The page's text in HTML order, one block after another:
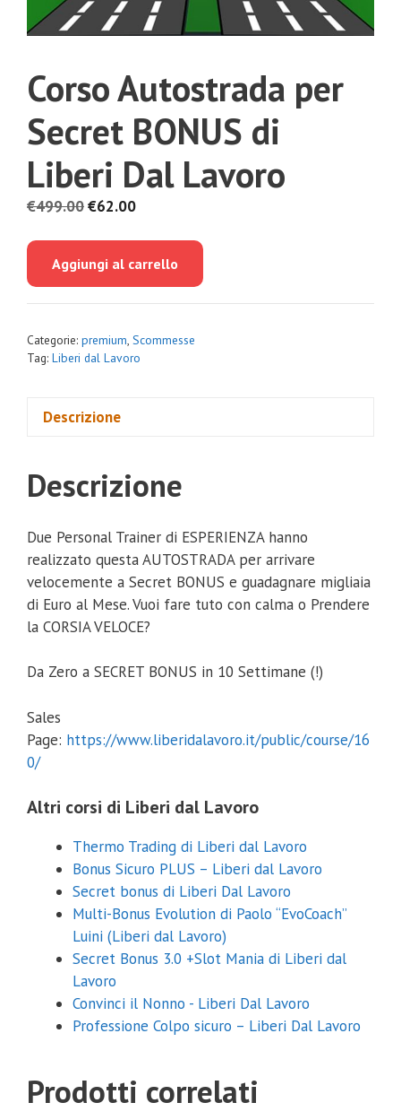
Corso Autostrada per
Secret BONUS di
Liberi Dal Lavoro
€499.00Il
era:
€62.00Il
è:
Aggiungi al carrello
Categorie: premium, Scommesse
Tag: Liberi dal Lavoro
Descrizione
Descrizione
Due Personal Trainer di ESPERIENZA hanno
realizzato questa AUTOSTRADA per arrivare
velocemente a Secret BONUS e guadagnare migliaia
di Euro al Mese. Vuoi fare tuto con calma o Prendere
la CORSIA VELOCE?
Da Zero a SECRET BONUS in 10 Settimane (!)
Sales
Page: https://www.liberidalavoro.it/public/course/16
0/
Altri corsi di Liberi dal Lavoro
Thermo Trading di Liberi dal Lavoro
Bonus Sicuro PLUS – Liberi dal Lavoro
Secret bonus di Liberi Dal Lavoro
Multi-Bonus Evolution di Paolo “EvoCoach”
Luini (Liberi dal Lavoro)
Secret Bonus 3.0 +Slot Mania di Liberi dal
Lavoro
Convinci il Nonno - Liberi Dal Lavoro
Professione Colpo sicuro – Liberi Dal Lavoro
Prodotti correlati